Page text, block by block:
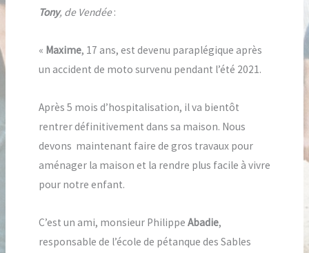
Tony, de Vendée:
« Maxime, 17 ans, est devenu paraplégique après
un accident de moto survenu pendant l’été 2021.
Après 5 mois d’hospitalisation, il va bientôt
rentrer définitivement dans sa maison. Nous
devons maintenant faire de gros travaux pour
aménager la maison et la rendre plus facile à vivre
pour notre enfant.
C’est un ami, monsieur Philippe Abadie,
responsable de l’école de pétanque des Sables